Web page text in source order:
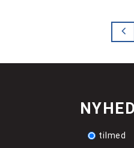
tilmed